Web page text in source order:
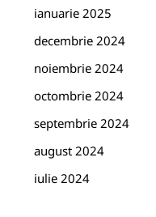
ianuarie 2025
decembrie 2024
noiembrie 2024
octombrie 2024
septembrie 2024
august 2024
iulie 2024